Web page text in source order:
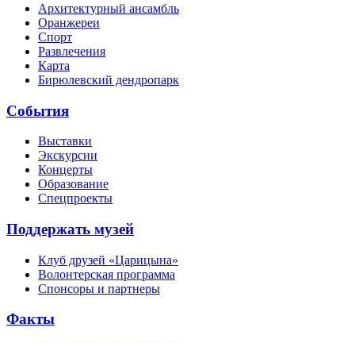
Архитектурный ансамбль
Оранжереи
Спорт
Развлечения
Карта
Бирюлевский дендропарк
События
Выставки
Экскурсии
Концерты
Образование
Спецпроекты
Поддержать музей
Клуб друзей «Царицына»
Волонтерская программа
Спонсоры и партнеры
Факты